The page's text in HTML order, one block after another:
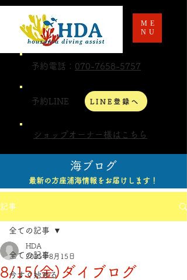
予約電話： 070-7658-5757
予約LINE LINE登録へ
ショップオーナー様はこちら
ME
NU
海ブログ
最新の方座浦海情報をお届けします！
記事
全ての記事
今すぐ始める
全ての記事
8/15(金)ダイブログ
HDA
2025年8月15日